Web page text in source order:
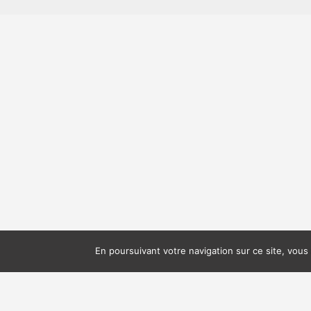
En poursuivant votre navigation sur ce site,